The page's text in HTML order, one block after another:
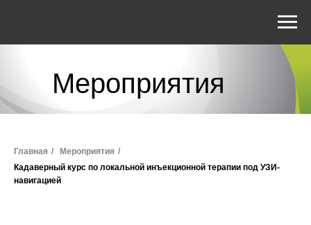
Мероприятия
Главная / Мероприятия /
Кадаверный курс по локальной инъекционной терапии под УЗИ-
навигацией